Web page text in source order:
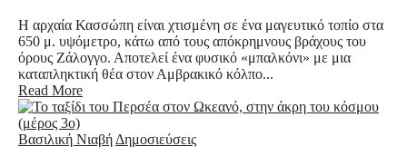
Η αρχαία Κασσώπη είναι χτισμένη σε ένα μαγευτικό τοπίο στα
650 μ. υψόμετρο, κάτω από τους απόκρημνους βράχους του
όρους Ζάλογγο. Αποτελεί ένα φυσικό «μπαλκόνι» με μια
καταπληκτική θέα στον Αμβρακικό κόλπο...
Read More
Βασιλική Νιαβή Δημοσιεύσεις